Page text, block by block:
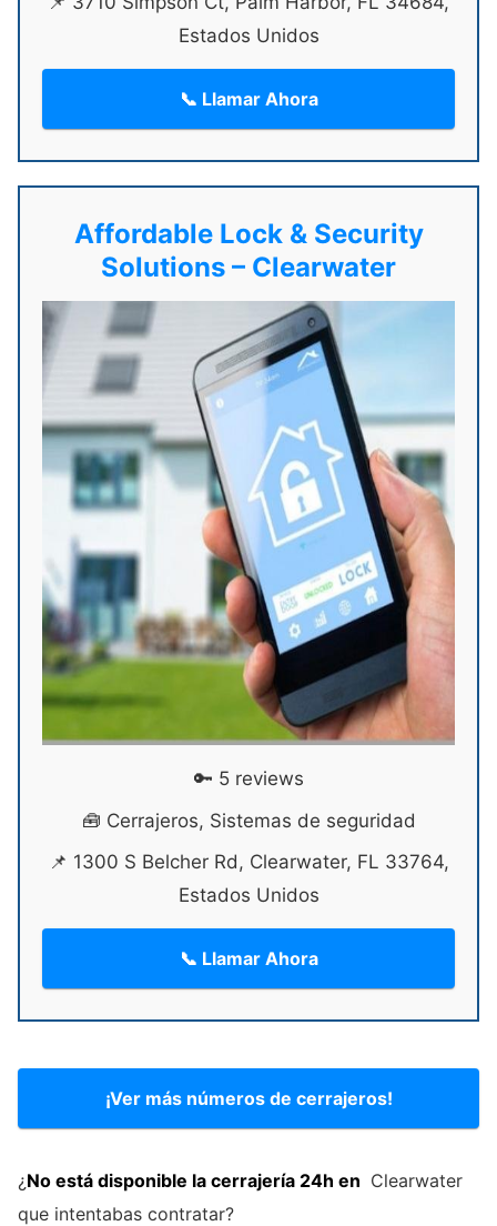
Estados Unidos
📞 Llamar Ahora
Affordable Lock & Security
Solutions – Clearwater
🔑 5 reviews
🧰 Cerrajeros, Sistemas de seguridad
📌 1300 S Belcher Rd, Clearwater, FL 33764,
Estados Unidos
📞 Llamar Ahora
¡Ver más números de cerrajeros!
¿No está disponible la cerrajería 24h en Clearwater
que intentabas contratar?